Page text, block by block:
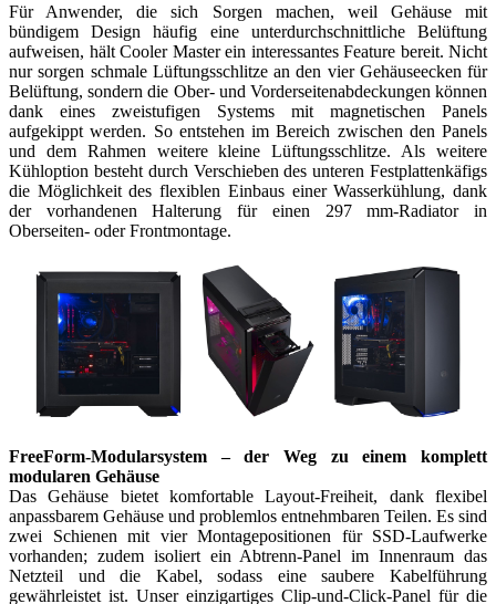
Für Anwender, die sich Sorgen machen, weil Gehäuse mit
bündigem Design häufig eine unterdurchschnittliche Belüftung
aufweisen, hält Cooler Master ein interessantes Feature bereit. Nicht
nur sorgen schmale Lüftungsschlitze an den vier Gehäuseecken für
Belüftung, sondern die Ober- und Vorderseitenabdeckungen können
dank eines zweistufigen Systems mit magnetischen Panels
aufgekippt werden. So entstehen im Bereich zwischen den Panels
und dem Rahmen weitere kleine Lüftungsschlitze. Als weitere
Kühloption besteht durch Verschieben des unteren Festplattenkäfigs
die Möglichkeit des flexiblen Einbaus einer Wasserkühlung, dank
der vorhandenen Halterung für einen 297 mm-Radiator in
Oberseiten- oder Frontmontage.
FreeForm-Modularsystem – der Weg zu einem komplett
modularen Gehäuse
Das Gehäuse bietet komfortable Layout-Freiheit, dank flexibel
anpassbarem Gehäuse und problemlos entnehmbaren Teilen. Es sind
zwei Schienen mit vier Montagepositionen für SSD-Laufwerke
vorhanden; zudem isoliert ein Abtrenn-Panel im Innenraum das
Netzteil und die Kabel, sodass eine saubere Kabelführung
gewährleistet ist. Unser einzigartiges Clip-und-Click-Panel für die